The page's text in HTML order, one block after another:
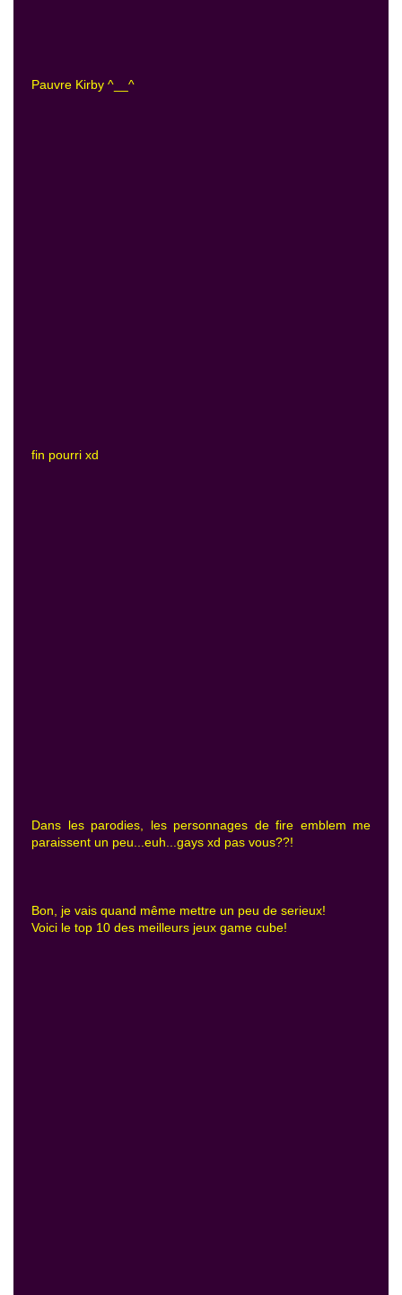
Pauvre Kirby ^__^
fin pourri xd
Dans les parodies, les personnages de fire emblem me
paraissent un peu...euh...gays xd pas vous??!
Bon, je vais quand même mettre un peu de serieux!
Voici le top 10 des meilleurs jeux game cube!